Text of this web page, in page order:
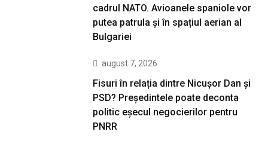
cadrul NATO. Avioanele spaniole vor
putea patrula și în spațiul aerian al
Bulgariei
august 7, 2026
Fisuri în relația dintre Nicușor Dan și
PSD? Președintele poate deconta
politic eșecul negocierilor pentru
PNRR